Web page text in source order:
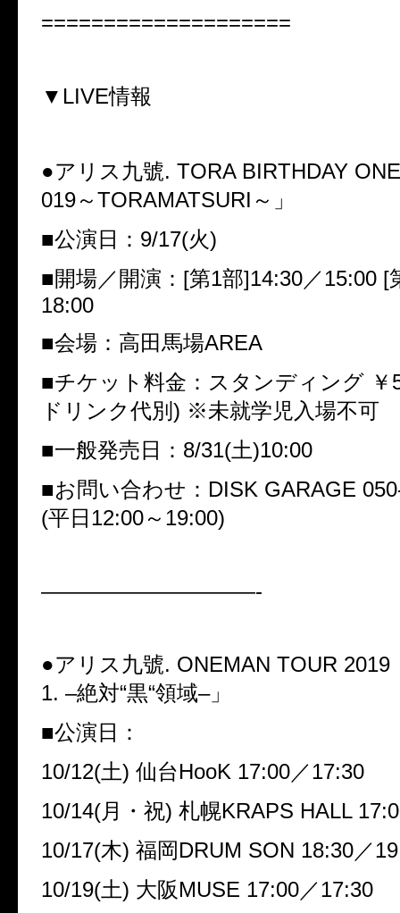
====================
▼ LIVE情報
●アリス九號. TORA BIRTHDAY
019～TORAMATSURI ～」
■公演日： 9/17(火)
■開場／開演： [第1部]14:30／15:00 [
18:00
■会場：高田馬場AREA
■チケット料金：スタンディング ￥
ドリンク代別 ) ※未就学児入場不可
■一般発売日： 8/31(土)10:00
■お問い合わせ： DISK GARAGE
(平日 12:00～ 19:00)
——————————-
●アリス九號. ONEMAN TOUR 2019
1. –絶対“黒“領域–」
■公演日：
10/12(土) 仙台HooK 17:00／17:30
10/14(月・祝) 札幌KRAPS HALL
10/17(木) 福岡 DRUM SON 18:30／
10/19(土) 大阪MUSE 17:00／17:30